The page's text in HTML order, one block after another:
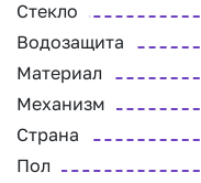
Стекло
Водозащита
Материал
Механизм
Страна
Пол